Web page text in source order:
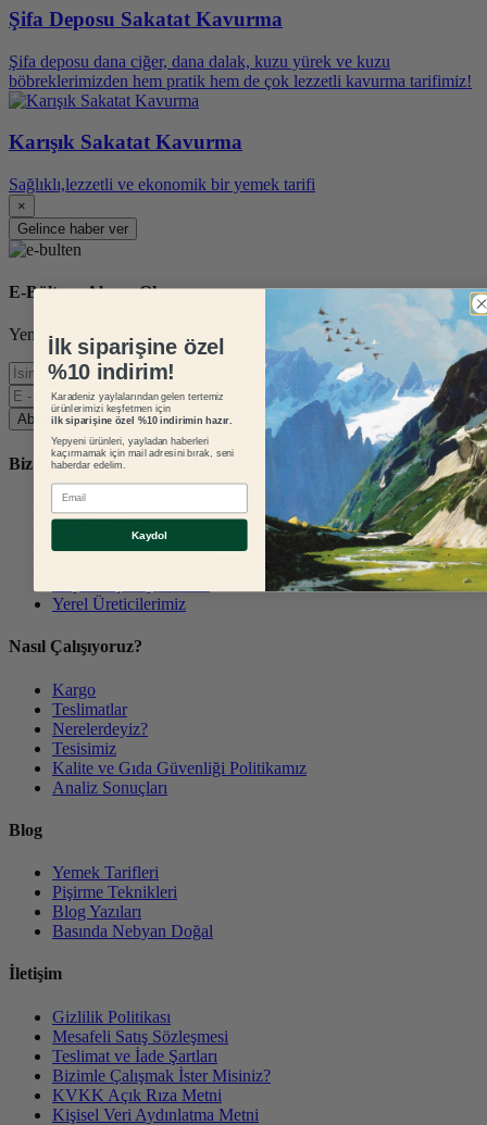
Şifa Deposu Sakatat Kavurma
Şifa deposu dana ciğer, dana dalak, kuzu yürek ve kuzu
böbreklerimizden hem pratik hem de çok lezzetli kavurma tarifimiz!
Karışık Sakatat Kavurma
Sağlıklı,lezzetli ve ekonomik bir yemek tarifi
×
Gelince haber ver
E-Bültene Abone Ol
Yenilik ve özel indirimlerimizden haberdar olun.
Abone Ol
Biz Kimiz?
Hikayemiz
Geleneğimiz
Kaynağı Belli Doğal Et
Yerel Üreticilerimiz
Nasıl Çalışıyoruz?
Kargo
Teslimatlar
Nerelerdeyiz?
Tesisimiz
Kalite ve Gıda Güvenliği Politikamız
Analiz Sonuçları
Blog
Yemek Tarifleri
Pişirme Teknikleri
Blog Yazıları
Basında Nebyan Doğal
İletişim
Gizlilik Politikası
Mesafeli Satış Sözleşmesi
Teslimat ve İade Şartları
Bizimle Çalışmak İster Misiniz?
KVKK Açık Rıza Metni
Kişisel Veri Aydınlatma Metni
İlk siparişine özel
%10 indirim!
Karadeniz yaylalarından gelen tertemiz
ürünlerimizi keşfetmen için
ilk siparişine özel %10 indirimin hazır.
Yepyeni ürünleri, yayladan haberleri
kaçırmamak için mail adresini bırak, seni
haberdar edelim.
E-mail
Kaydol